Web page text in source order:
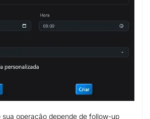
sua operação depende de follow-up